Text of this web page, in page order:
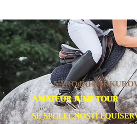
NÁROdNÍ
AMATEUR JUMP TOUR
SE SPOLEČNOSTÍ